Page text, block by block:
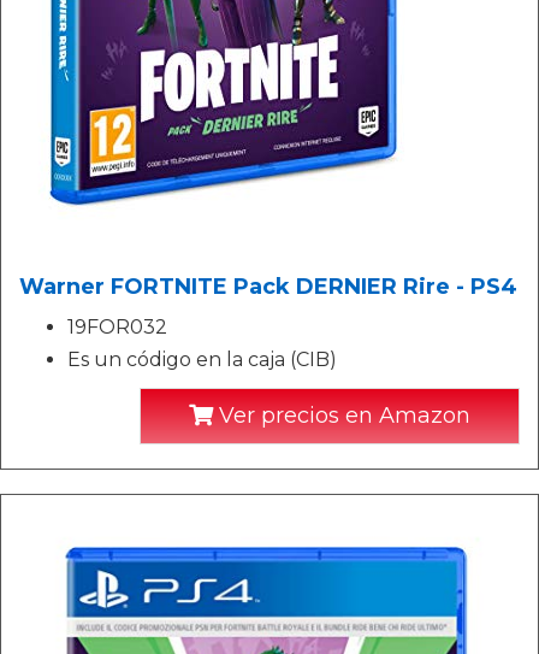
Warner FORTNITE Pack DERNIER Rire - PS4
19FOR032
Es un código en la caja (CIB)
Ver precios en Amazon